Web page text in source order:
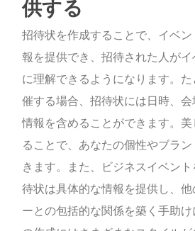
供する
招待状を作成することで、イベ
報を提供でき、招待された人が
に理解できるようになります。
催する場合、招待状には日時、
情報を含めることができます。
ることで、あなたの個性やブラ
きます。また、ビジネスイベン
待状は具体的な情報を提供し、
ーとの包括的な関係を築く手助